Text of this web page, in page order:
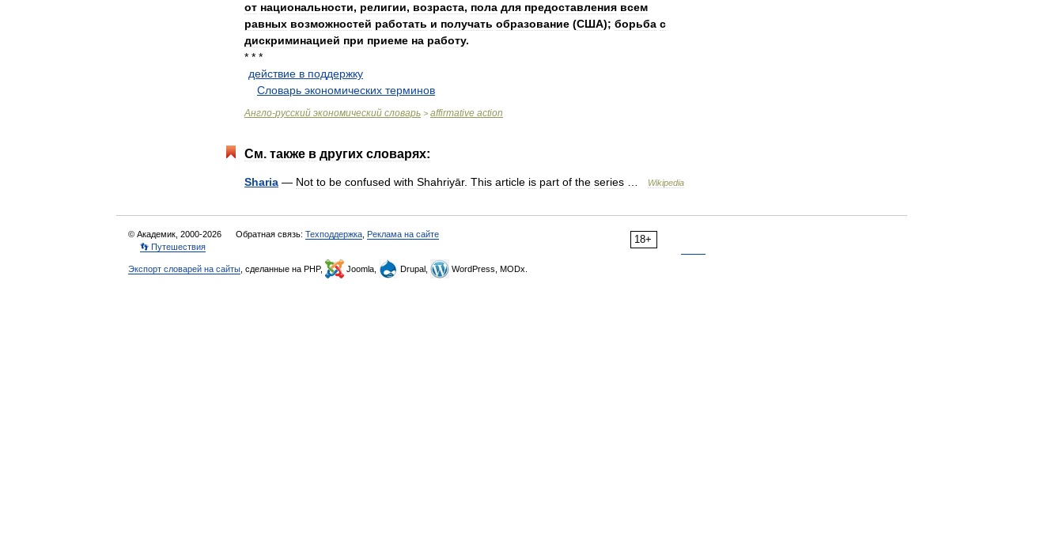
от национальности, религии, возраста, пола для предоставления всем
равных возможностей работать и получать образование (США); борьба с
дискриминацией при приеме на работу.
* * *
действие в поддержку
Словарь экономических терминов
Англо-русский экономический словарь > affirmative action
См. также в других словарях:
Sharia — Not to be confused with Shahriyār. This article is part of the series Wikipedia
18+
© Академик, 2000-2026 Обратная связь: Техподдержка Реклама на сайте
👣 Путешествия
Экспорт словарей на сайты , сделанные на PHP, Joomla, Drupal, WordPress, MODx.